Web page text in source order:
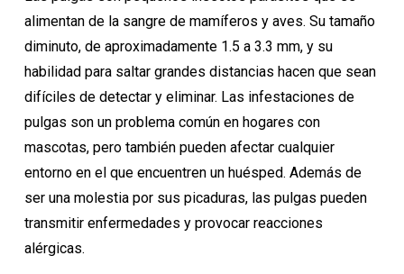
alimentan de la sangre de mamíferos y aves. Su tamaño
diminuto, de aproximadamente 1.5 a 3.3 mm, y su
habilidad para saltar grandes distancias hacen que sean
difíciles de detectar y eliminar. Las infestaciones de
pulgas son un problema común en hogares con
mascotas, pero también pueden afectar cualquier
entorno en el que encuentren un huésped. Además de
ser una molestia por sus picaduras, las pulgas pueden
transmitir enfermedades y provocar reacciones
alérgicas.